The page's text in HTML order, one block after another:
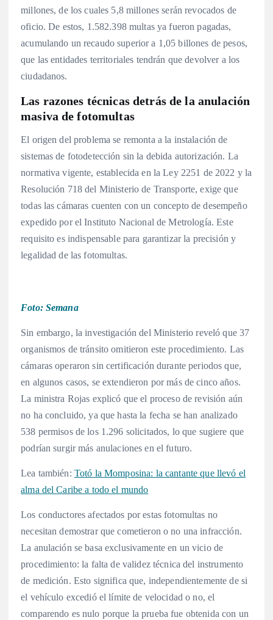
millones, de los cuales 5,8 millones serán revocados de
oficio. De estos, 1.582.398 multas ya fueron pagadas,
acumulando un recaudo superior a 1,05 billones de pesos,
que las entidades territoriales tendrán que devolver a los
ciudadanos.
Las razones técnicas detrás de la anulación
masiva de fotomultas
El origen del problema se remonta a la instalación de
sistemas de fotodetección sin la debida autorización. La
normativa vigente, establecida en la Ley 2251 de 2022 y la
Resolución 718 del Ministerio de Transporte, exige que
todas las cámaras cuenten con un concepto de desempeño
expedido por el Instituto Nacional de Metrología. Este
requisito es indispensable para garantizar la precisión y
legalidad de las fotomultas.
Foto: Semana
Sin embargo, la investigación del Ministerio reveló que 37
organismos de tránsito omitieron este procedimiento. Las
cámaras operaron sin certificación durante periodos que,
en algunos casos, se extendieron por más de cinco años.
La ministra Rojas explicó que el proceso de revisión aún
no ha concluido, ya que hasta la fecha se han analizado
538 permisos de los 1.296 solicitados, lo que sugiere que
podrían surgir más anulaciones en el futuro.
Lea también: Totó la Momposina: la cantante que llevó el
alma del Caribe a todo el mundo
Los conductores afectados por estas fotomultas no
necesitan demostrar que cometieron o no una infracción.
La anulación se basa exclusivamente en un vicio de
procedimiento: la falta de validez técnica del instrumento
de medición. Esto significa que, independientemente de si
el vehículo excedió el límite de velocidad o no, el
comparendo es nulo porque la prueba fue obtenida con un